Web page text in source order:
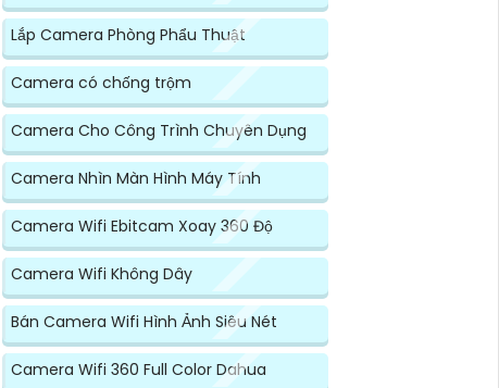
Lắp Camera Phòng Phẩu Thuật
Camera có chống trộm
Camera Cho Công Trình Chuyên Dụng
Camera Nhìn Màn Hình Máy Tính
Camera Wifi Ebitcam Xoay 360 Độ
Camera Wifi Không Dây
Bán Camera Wifi Hình Ảnh Siêu Nét
Camera Wifi 360 Full Color Dahua